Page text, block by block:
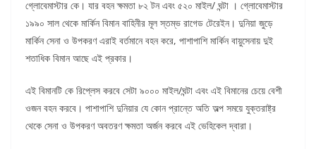
গ্লোবেমাস্টার কে। যার বহন ক্ষমতা ৮২ টন এবং ৫২০ মাইল/ ঘন্টা । গ্লোবেমাস্টার
১৯৯০ সাল থেকে মার্কিন বিমান বাহিনীর মূল স্তম্ভ রাগেড টেরেইন। দুনিয়া জুড়ে
মার্কিন সেনা ও উপকরণ এরাই বর্তমানে বহন করে, পাশাপাশি মার্কিন বায়ুসেনায় দুই
শতাধিক বিমান আছে এই প্রকার।
এই বিমানটি কে রিপ্লেস করবে সেটা ৯০০০ মাইল/ঘন্টা এবং এই বিমানের চেয়ে বেশী
ওজন বহন করবে। পাশাপাশি দুনিয়ার যে কোন প্রান্তে অতি অল্প সময়ে যুক্তরাষ্ট্র
থেকে সেনা ও উপকরণ অবতরণ ক্ষমতা অর্জন করবে এই ভেহিকেল দ্বারা।